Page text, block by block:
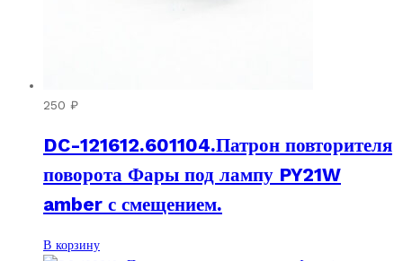
250 ₽
DC-121612.601104.Патрон повторителя
поворота Фары под лампу PY21W
amber с смещением.
В корзину